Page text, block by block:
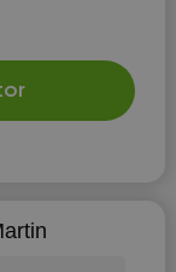
propias de
apoyo para